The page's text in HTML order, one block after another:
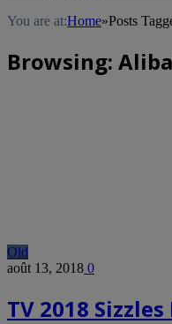
You are at:Home»Posts
Browsing:
Old
août 13, 2018 0
TV 2018